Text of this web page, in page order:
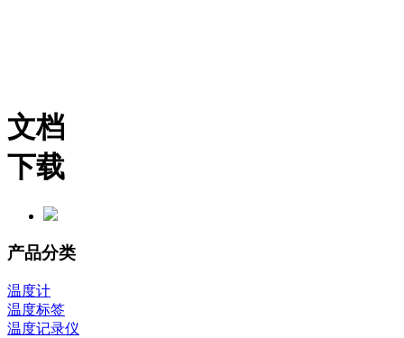
文档
下载
产品分类
温度计
温度标签
温度记录仪